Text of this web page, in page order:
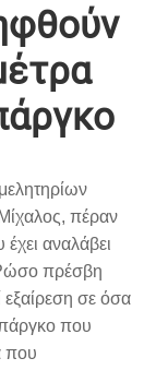
πέραν
αναλάβει
Ρώσο πρέσβη
εξαίρεση σε όσα
που
που